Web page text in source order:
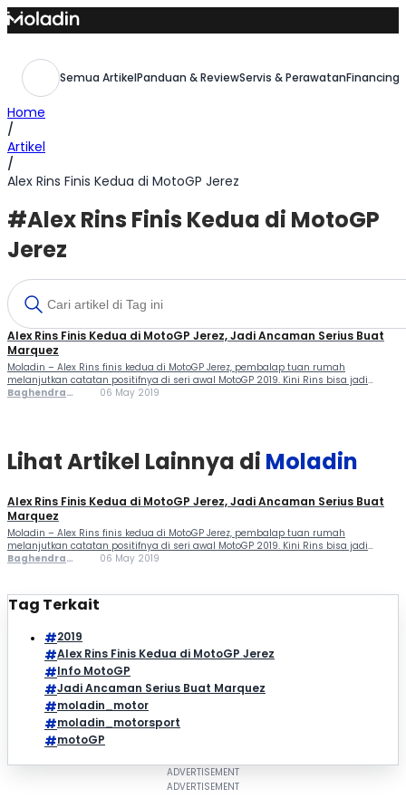
Skip
to
Semua ArtikelPanduan & ReviewServis & Perawatan
Home
/
Artikel
/
Alex Rins Finis Kedua di MotoGP Jerez
#Alex Rins Finis Kedua di MotoGP
Jerez
Alex Rins Finis Kedua di MotoGP Jerez, Jadi Ancaman Serius Buat
Marquez
Moladin – Alex Rins finis kedua di MotoGP Jerez, pembalap tuan rumah
melanjutkan catatan positifnya di seri awal MotoGP 2019. Kini Rins bisa jadi
ancaman serius buat Marquez dalam perebutan gelar juara dunia musim ini,
Baghendra
06 May 2019
Lihat Artikel Lainnya di Moladin
Alex Rins Finis Kedua di MotoGP Jerez, Jadi Ancaman Serius Buat
Marquez
Moladin – Alex Rins finis kedua di MotoGP Jerez, pembalap tuan rumah
melanjutkan catatan positifnya di seri awal MotoGP 2019. Kini Rins bisa jadi
ancaman serius buat Marquez dalam perebutan gelar juara dunia musim ini,
[…]
Baghendra
06 May 2019
Tag Terkait
2019
Alex Rins Finis Kedua di MotoGP Jerez
Info MotoGP
Jadi Ancaman Serius Buat Marquez
moladin_motor
moladin_motorsport
motoGP